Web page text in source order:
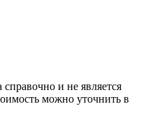
и не является
можно уточнить в